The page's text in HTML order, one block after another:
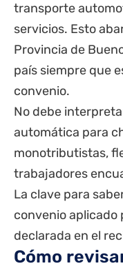
transporte
servicios. Esto
Provincia de
país siempre que
convenio.
No debe
automática para
monotributistas,
trabajadores
La clave para
convenio aplicado
declarada en el
Cómo